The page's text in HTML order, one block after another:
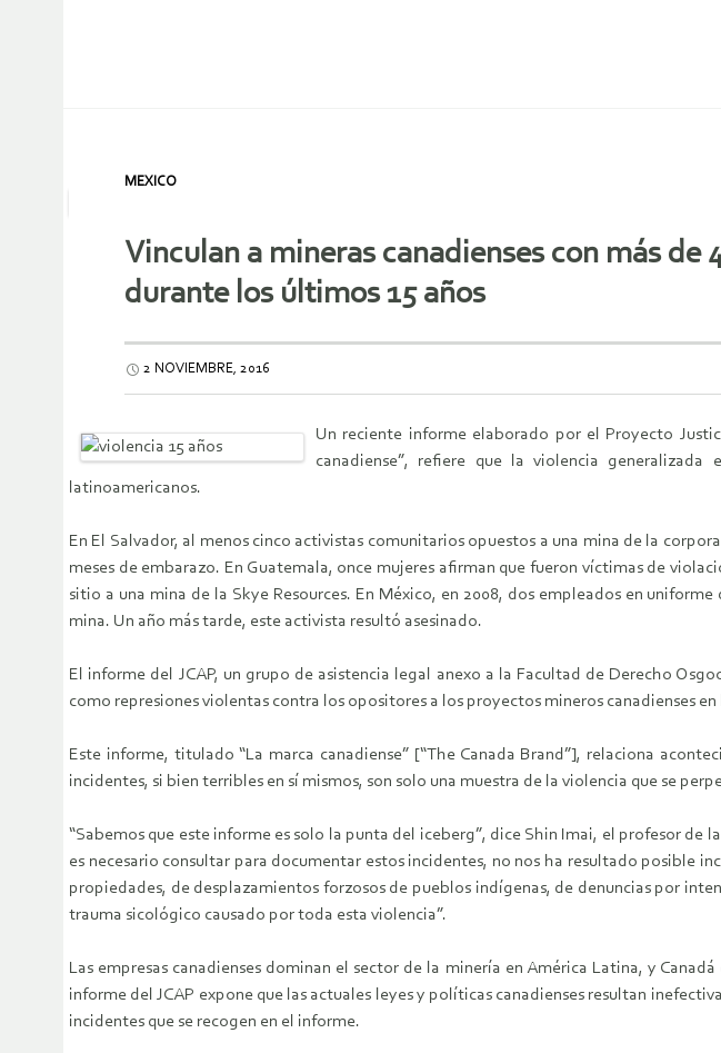
MEXICO
Vinculan a mineras canadienses con más
durante los últimos 15 años
2 NOVIEMBRE, 2016
Un reciente informe elaborado por el Proyecto
canadiense”, refiere que la violencia
latinoamericanos.
En El Salvador, al menos cinco activistas comunitarios opuestos a una mina de la
meses de embarazo. En Guatemala, once mujeres afirman que fueron víctimas de
sitio a una mina de la Skye Resources. En México, en 2008, dos empleados en
mina. Un año más tarde, este activista resultó asesinado.
El informe del JCAP, un grupo de asistencia legal anexo a la Facultad de Derecho
como represiones violentas contra los opositores a los proyectos mineros canadienses en
Este informe, titulado “La marca canadiense” [“The Canada Brand”], relaciona
incidentes, si bien terribles en sí mismos, son solo una muestra de la violencia que se
“Sabemos que este informe es solo la punta del iceberg”, dice Shin Imai, el profesor de
es necesario consultar para documentar estos incidentes, no nos ha resultado posible
propiedades, de desplazamientos forzosos de pueblos indígenas, de denuncias por
trauma sicológico causado por toda esta violencia”.
Las empresas canadienses dominan el sector de la minería en América Latina, y
informe del JCAP expone que las actuales leyes y políticas canadienses resultan
incidentes que se recogen en el informe.